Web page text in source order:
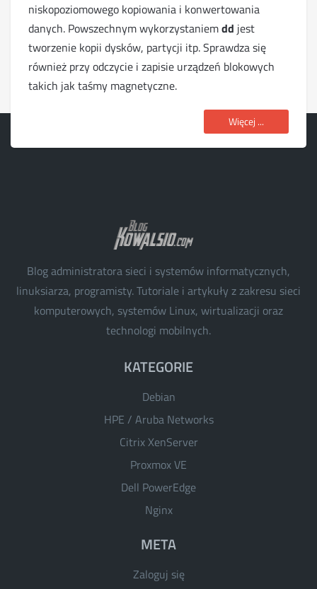
niskopoziomowego kopiowania i konwertowania
danych. Powszechnym wykorzystaniemdd jest
tworzenie kopii dysków, partycji itp. Sprawdza się
również przy odczycie i zapisie urządzeń blokowych
takich jak taśmy magnetyczne.
Więcej ...
Blog administratora sieci i systemów informatycznych,
linuksiarza, programisty. Tutoriale i artykuły z zakresu sieci
komputerowych, systemów Linux, wirtualizacji oraz
technologi mobilnych.
KATEGORIE
Debian
HPE / Aruba Networks
Citrix XenServer
Proxmox VE
Dell PowerEdge
Nginx
META
Zaloguj się